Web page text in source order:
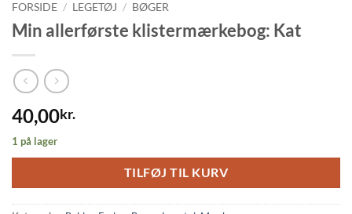
FORSIDE / LEGETØJ / BØGER
Min allerførste klistermærkebog: Kat
40,00kr.
1 på lager
TILFØJ TIL KURV